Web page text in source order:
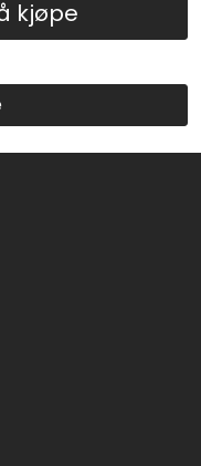
kjøpe